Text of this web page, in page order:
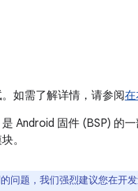
如需了解详情，请参阅
Android 固件 (BSP) 的
。
问题，我们强烈建议您在开